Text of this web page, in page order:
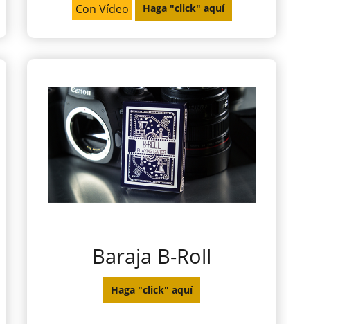
Con Vídeo Haga "click" aquí
Baraja B-Roll
Haga "click" aquí